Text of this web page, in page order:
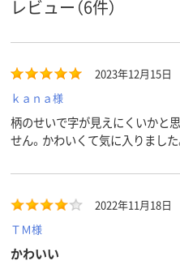
レビュー（6件）
2023年12月15日
ｋａｎａ様
柄のせいで字が見えにくいかと
せん。かわいくて気に入りました
2022年11月18日
ＴＭ様
かわいい